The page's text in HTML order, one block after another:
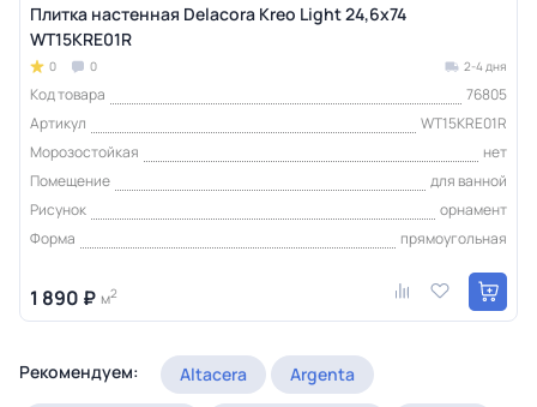
Плитка настенная Delacora Kreo Light 24,6х74
WT15KRE01R
0 0 2-4 дня
Код товара
76805
Артикул
WT15KRE01R
Морозостойкая
нет
Помещение
для ванной
Рисунок
орнамент
Форма
прямоугольная
1 890 ₽ м2
Рекомендуем: Altacera Argenta